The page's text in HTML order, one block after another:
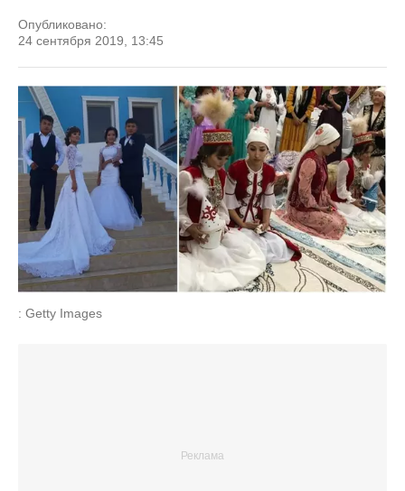
Опубликовано:
24 сентября 2019, 13:45
: Getty Images